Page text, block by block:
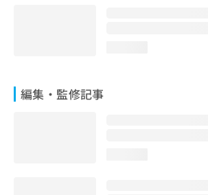
編集・監修記事